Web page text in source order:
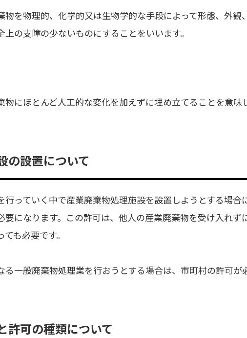
物を物理的、化学的又は生物学的な手段によって形態、外観
上の支障の少ないものにすることをいいます。
物にほとんど人工的な変化を加えずに埋め立てることを意味
の設置について
行っていく中で産業廃棄物処理施設を設置しようとする場合
要になります。この許可は、他人の産業廃棄物を受け入れず
も必要です。
る一般廃棄物処理業を行おうとする場合は、市町村の許可が
許可の種類について